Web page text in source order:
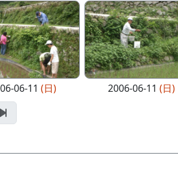
06-11 (日) 2006-06-11 (日)